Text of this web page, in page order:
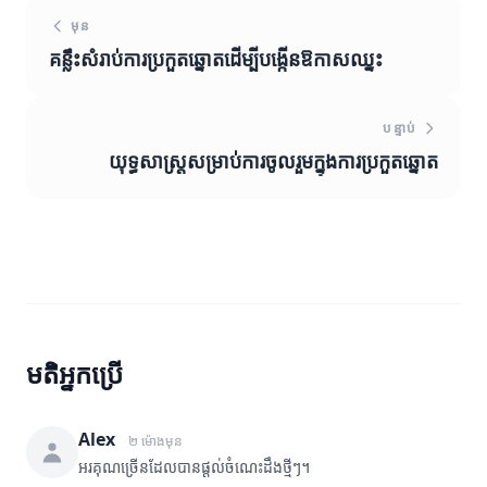
មុន
គន្លឹះសំរាប់ការប្រកួតឆ្នោតដើម្បីបង្កើនឱកាសឈ្នះ
បន្ទាប់
យុទ្ធសាស្ត្រសម្រាប់ការចូលរួមក្នុងការប្រកួតឆ្នោត
មតិអ្នកប្រើ
Alex ២ ម៉ោងមុន
អរគុណច្រើនដែលបានផ្តល់ចំណេះដឹងថ្មីៗ។